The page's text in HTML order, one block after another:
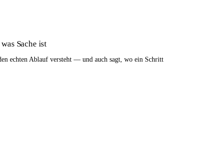
Sache ist
echten Ablauf versteht — und auch sagt, wo ein Schritt